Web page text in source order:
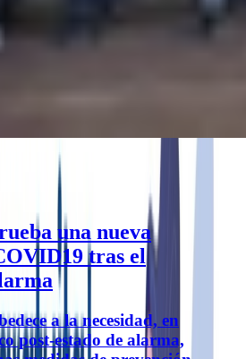
una nueva
tras el
a la necesidad, en
post-estado de alarma,